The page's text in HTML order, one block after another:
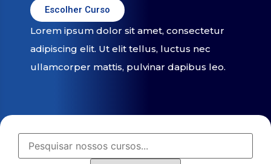
Escolher Curso
Lorem ipsum dolor sit amet, consectetur
adipiscing elit. Ut elit tellus, luctus nec
ullamcorper mattis, pulvinar dapibus leo.